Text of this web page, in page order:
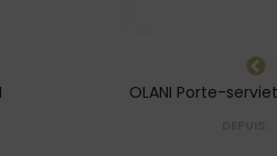
OLANI Porte-